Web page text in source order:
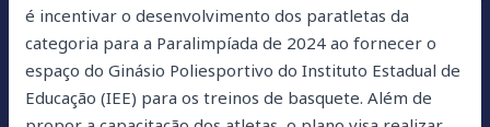
é incentivar o desenvolvimento dos paratletas da
categoria para a Paralimpíada de 2024 ao fornecer o
espaço do Ginásio Poliesportivo do Instituto Estadual de
Educação (IEE) para os treinos de basquete. Além de